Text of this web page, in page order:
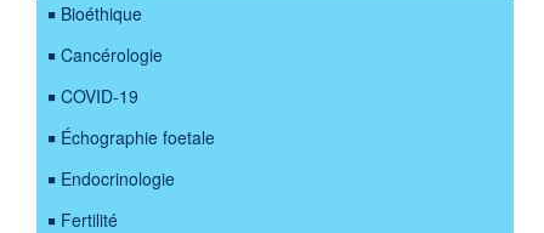
Bioéthique
Cancérologie
COVID-19
Échographie foetale
Endocrinologie
Fertilité